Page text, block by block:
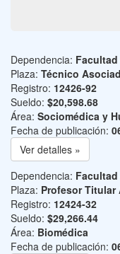
Dependencia:
Plaza: Técnico
Registro: 12426-92
Sueldo: $20,598.68
Área: Sociomédica y
Fecha de publicación:
Ver detalles »
Dependencia:
Plaza: Profesor Titular
Registro: 12424-32
Sueldo: $29,266.44
Área: Biomédica
Fecha de publicación: